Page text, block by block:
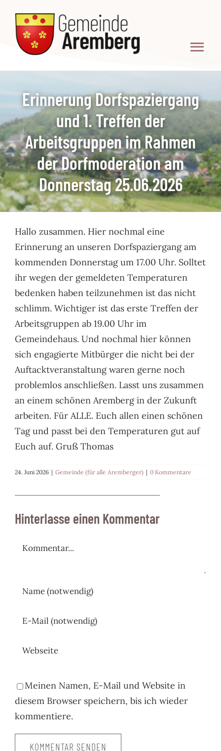
Inhalt
springen
PORTRÄT
DORFLEBEN
NEWS
TERMINE
SUCHE
NACH:
Erinnerung Dorfspaziergang
und 1. Treffen der
Arbeitsgruppen im Rahmen
der Dorfmoderation am
Donnerstag 25.06.2026
Hallo zusammen. Hier nochmal eine
Erinnerung an unseren Dorfspaziergang am
kommenden Donnerstag um 17.00 Uhr. Solltet
ihr wegen der gemeldeten Temperaturen
bedenken haben teilzunehmen ist das nicht
schlimm. Wichtiger ist das erste Treffen der
Arbeitsgruppen ab 19.00 Uhr im
Gemeindehaus. Und nochmal hier können
sich engagierte Mitbürger die nicht bei der
Auftacktveranstaltung waren gerne noch
problemlos anschließen. Lasst uns zusammen
an einem schönen Aremberg in der Zukunft
arbeiten. Für ALLE. Euch allen einen schönen
Tag und passt bei den Temperaturen gut auf
Euch auf. Gruß Thomas
24. Juni 2026 | Gemeinde (für alle Aremberger) | 0 Kommentare
Hinterlasse einen Kommentar
Kommentar
Meinen Namen, E-Mail und Website in
diesem Browser speichern, bis ich wieder
kommentiere.